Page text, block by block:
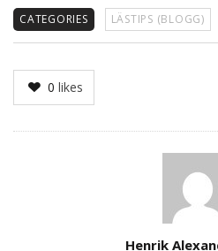
CATEGORIES LÄSTIPS (BLOGG)
0 likes
Henrik